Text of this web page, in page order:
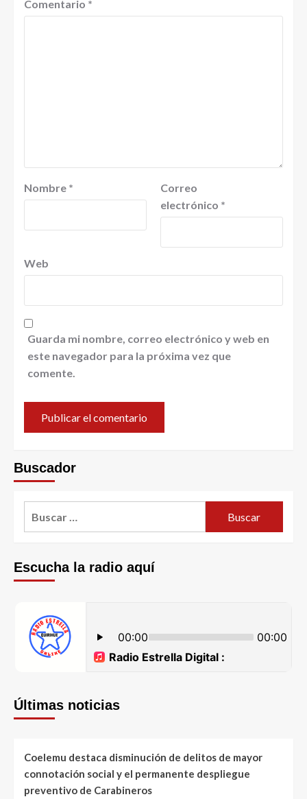
Comentario *
Nombre *
Correo
electrónico *
Web
Guarda mi nombre, correo electrónico y web en
este navegador para la próxima vez que
comente.
Buscador
Escucha la radio aquí
Últimas noticias
Coelemu destaca disminución de delitos de mayor
connotación social y el permanente despliegue
preventivo de Carabineros